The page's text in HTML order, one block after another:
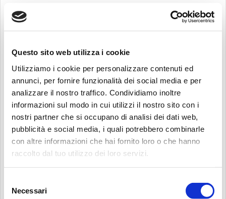
Questo sito web utilizza i cookie
Utilizziamo i cookie per personalizzare contenuti ed
annunci, per fornire funzionalità dei social media e per
analizzare il nostro traffico. Condividiamo inoltre
informazioni sul modo in cui utilizzi il nostro sito con i
nostri partner che si occupano di analisi dei dati web,
pubblicità e social media, i quali potrebbero combinarle
con altre informazioni che hai fornito loro o che hanno
raccolto dal tuo utilizzo dei loro servizi.
delNecessari
Search: